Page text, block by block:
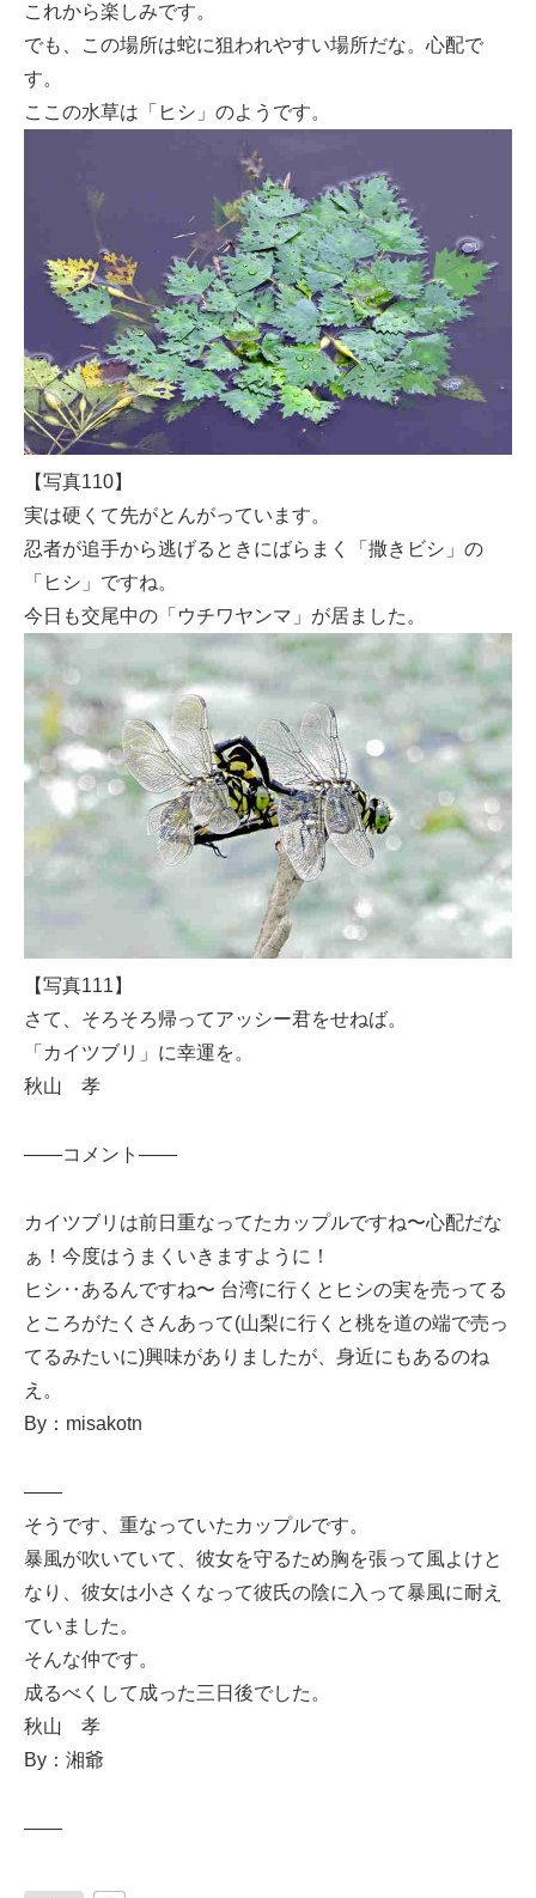
これから楽しみです。
でも、この場所は蛇に狙われやすい場所だな。心配で
す。
ここの水草は「ヒシ」のようです。
【写真110】
実は硬くて先がとんがっています。
忍者が追手から逃げるときにばらまく「撒きビシ」の
「ヒシ」ですね。
今日も交尾中の「ウチワヤンマ」が居ました。
【写真111】
さて、そろそろ帰ってアッシー君をせねば。
「カイツブリ」に幸運を。
秋山 孝
——コメント——
カイツブリは前日重なってたカップルですね〜心配だな
ぁ！今度はうまくいきますように！
ヒシ‥あるんですね〜 台湾に行くとヒシの実を売ってる
ところがたくさんあって(山梨に行くと桃を道の端で売っ
てるみたいに)興味がありましたが、身近にもあるのね
え。
By：misakotn
——
そうです、重なっていたカップルです。
暴風が吹いていて、彼女を守るため胸を張って風よけと
なり、彼女は小さくなって彼氏の陰に入って暴風に耐え
ていました。
そんな仲です。
成るべくして成った三日後でした。
秋山 孝
By：湘爺
——